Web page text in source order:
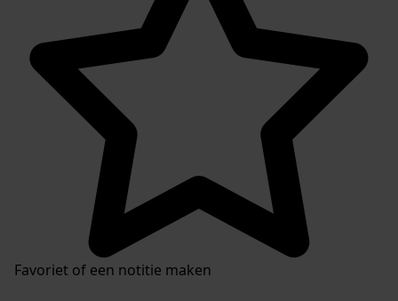
Favoriet of een notitie maken